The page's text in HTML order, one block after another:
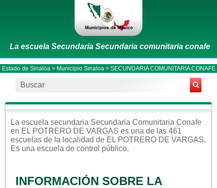
La escuela Secundaria Secundaria comunitaria conafe
Estado de Sinaloa > Municipio Sinaloa > SECUNDARIA COMUNITARIA CONAFE
La escuela secundaria Secundaria Comunitaria Conafe
en EL POTRERO DE VARGAS es una de las 461
escuelas de la localidad de EL POTRERO DE VARGAS.
Es una escuela de control público.
INFORMACIÓN SOBRE LA